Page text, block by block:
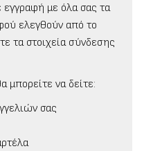
με όλα σας τα
ελεγθούν από το
τα στοιχεία σύνδεσης
μπορείτε να δείτε:
σας